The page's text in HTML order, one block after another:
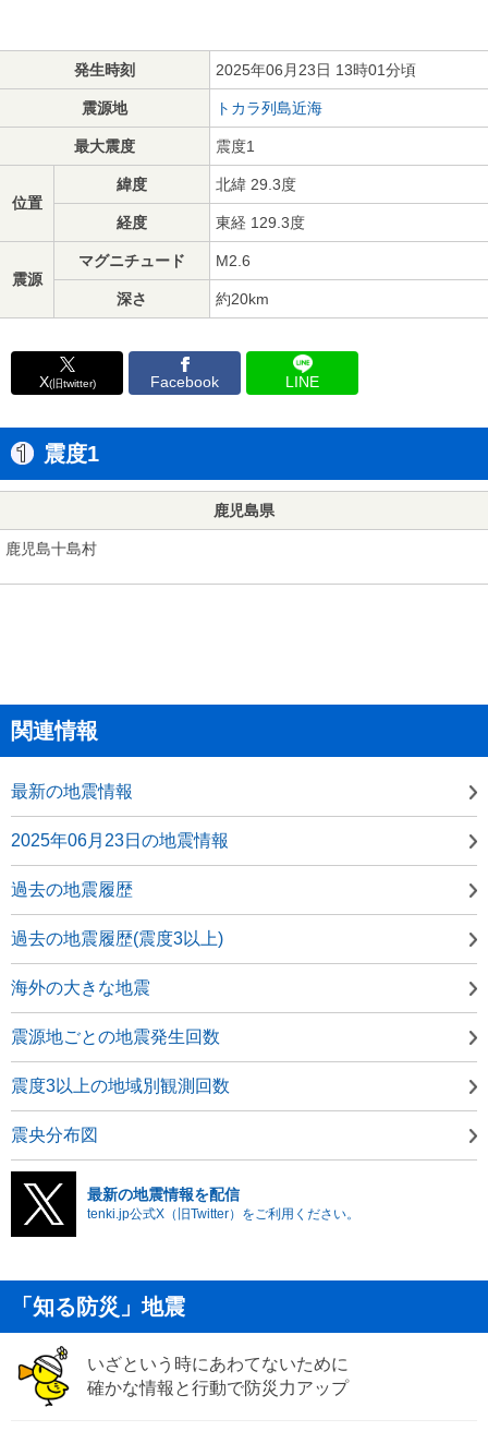
発生時刻 2025年06月23日 13時01分頃
震源地 トカラ列島近海
最大震度 震度1
位置
緯度 北緯 29.3度
経度 東経 129.3度
震源
マグニチュード M2.6
深さ 約20km
X(旧twitter) Facebook LINE
震度1
鹿児島県
鹿児島十島村
関連情報
最新の地震情報
2025年06月23日の地震情報
過去の地震履歴
過去の地震履歴(震度3以上)
海外の大きな地震
震源地ごとの地震発生回数
震度3以上の地域別観測回数
震央分布図
最新の地震情報を配信
tenki.jp公式X（旧Twitter）をご利用ください。
「知る防災」地震
いざという時にあわてないために
確かな情報と行動で防災力アップ